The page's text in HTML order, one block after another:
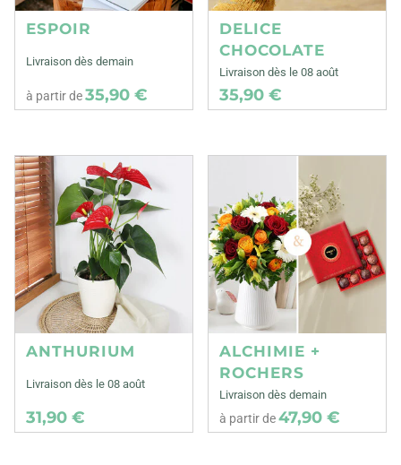
ESPOIR
Livraison dès demain
à partir de35,90 €
DELICE
CHOCOLATE
Livraison dès le 08 août
35,90 €
ANTHURIUM
Livraison dès le 08 août
31,90 €
ALCHIMIE +
ROCHERS
Livraison dès demain
à partir de47,90 €